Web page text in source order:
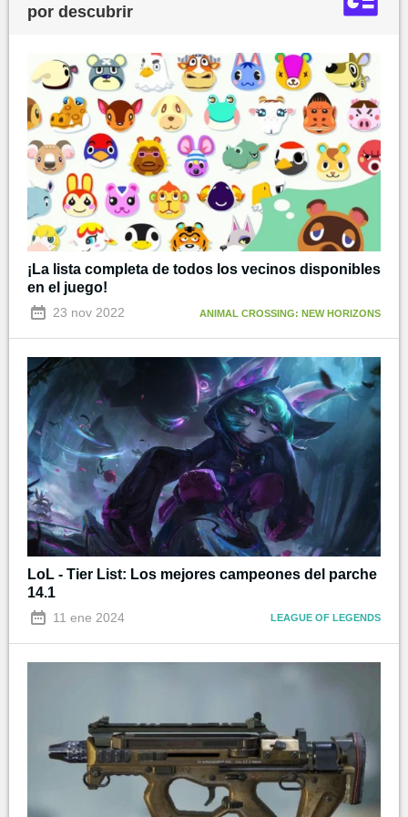
por descubrir
¡La lista completa de todos los vecinos disponibles
en el juego!
23 nov 2022 ANIMAL CROSSING: NEW HORIZONS
LoL - Tier List: Los mejores campeones del parche
14.1
11 ene 2024 LEAGUE OF LEGENDS